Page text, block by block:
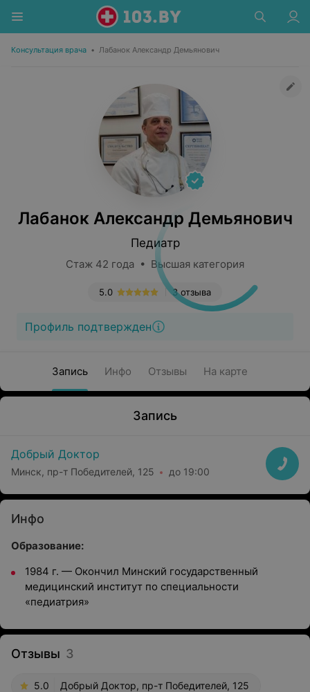
Консультация врача • Лабанок Александр Демьянович
Лабанок Александр Демьянович
Педиатр
Стаж 42 года • Высшая категория
3 отзыва
5.0
Профиль подтвержден
Запись Инфо Отзывы На карте
Запись
Добрый Доктор
Минск, пр-т Победителей, 125 до 19:00
Инфо
Образование:
1984 г. — Окончил Минский государственный
медицинский институт по специальности
«педиатрия»
Отзывы 3
5.0 Добрый Доктор, пр-т Победителей, 125